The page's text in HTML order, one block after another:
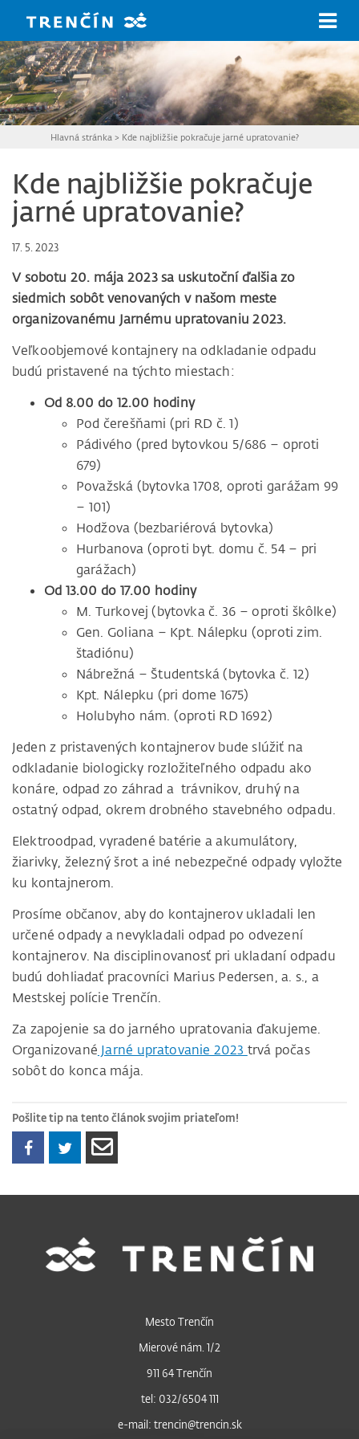
Hlavná stránka > Kde najbližšie pokračuje jarné upratovanie?
Kde najbližšie pokračuje
jarné upratovanie?
17. 5. 2023
V sobotu 20. mája 2023 sa uskutoční ďalšia zo
siedmich sobôt venovaných v našom meste
organizovanému Jarnému upratovaniu 2023.
Veľkoobjemové kontajnery na odkladanie odpadu
budú pristavené na týchto miestach:
Od 8.00 do 12.00 hodiny
Pod čerešňami (pri RD č. 1)
Pádivého (pred bytovkou 5/686 – oproti
679)
Považská (bytovka 1708, oproti garážam 99
– 101)
Hodžova (bezbariérová bytovka)
Hurbanova (oproti byt. domu č. 54 – pri
garážach)
Od 13.00 do 17.00 hodiny
M. Turkovej (bytovka č. 36 – oproti škôlke)
Gen. Goliana – Kpt. Nálepku (oproti zim.
štadiónu)
Nábrežná – Študentská (bytovka č. 12)
Kpt. Nálepku (pri dome 1675)
Holubyho nám. (oproti RD 1692)
Jeden z pristavených kontajnerov bude slúžiť na
odkladanie biologicky rozložiteľného odpadu ako
konáre, odpad zo záhrad a trávnikov, druhý na
ostatný odpad, okrem drobného stavebného odpadu.
Elektroodpad, vyradené batérie a akumulátory,
žiarivky, železný šrot a iné nebezpečné odpady vyložte
ku kontajnerom.
Prosíme občanov, aby do kontajnerov ukladali len
určené odpady a nevykladali odpad po odvezení
kontajnerov. Na disciplinovanosť pri ukladaní odpadu
budú dohliadať pracovníci Marius Pedersen, a. s., a
Mestskej polície Trenčín.
Za zapojenie sa do jarného upratovania ďakujeme.
Organizované Jarné upratovanie 2023 trvá počas
sobôt do konca mája.
Pošlite tip na tento článok svojim priateľom!
Mesto Trenčín
Mierové nám. 1/2
911 64 Trenčín
tel: 032/6504 111
e-mail: trencin@trencin.sk